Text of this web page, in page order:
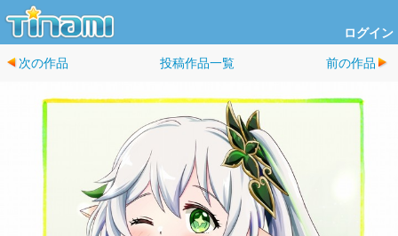
ログイン
次の作品 投稿作品一覧 前の作品